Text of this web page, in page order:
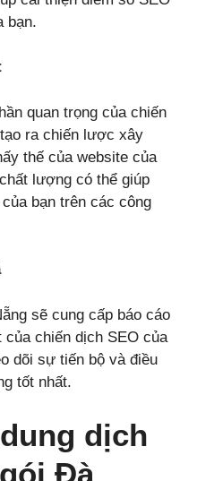
bạn.
quan trọng của chiến
ra chiến lược xây
thế của website của
lượng có thể giúp
bạn trên các công
sẽ cung cấp báo cáo
chiến dịch SEO của
dõi sự tiến bộ và điều
tốt nhất.
dịch
Đà